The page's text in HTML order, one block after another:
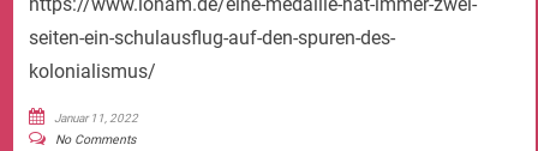
seiten-ein-schulausflug-auf-den-spuren-des-
kolonialismus/
Januar 11, 2022
No Comments